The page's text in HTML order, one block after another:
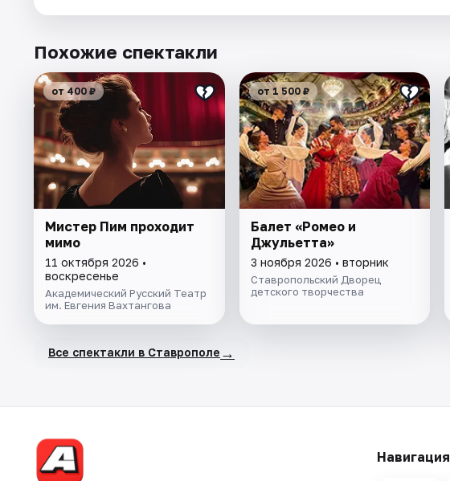
Похожие спектакли
от 400 ₽
Мистер Пим проходит
мимо
11 октября 2026 •
воскресенье
Академический Русский Театр
им. Евгения Вахтангова
от 1 500 ₽
Балет «Ромео и
Джульетта»
3 ноября 2026 • вторник
Ставропольский Дворец
детского творчества
Все спектакли в Ставрополе →
Навигация